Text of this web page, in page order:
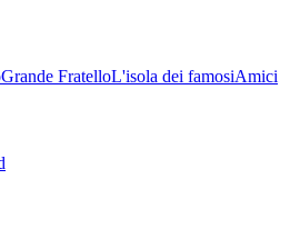
Grande FratelloL'isola dei famosiAmici